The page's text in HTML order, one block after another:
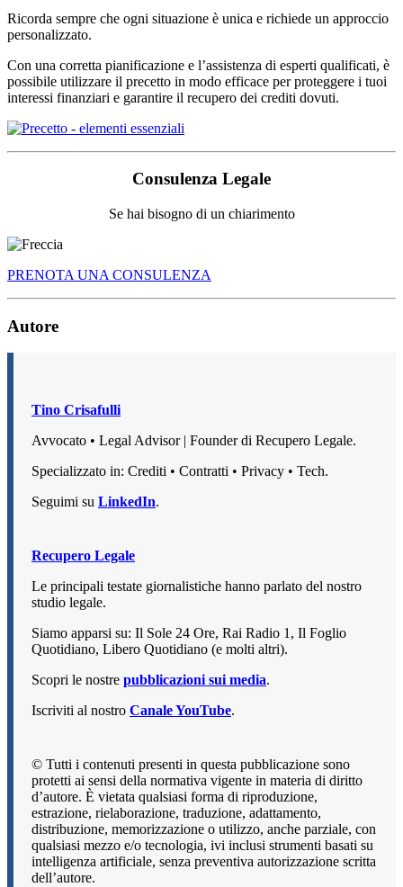
Ricorda sempre che ogni situazione è unica e richiede un approccio
personalizzato.
Con una corretta pianificazione e l’assistenza di esperti qualificati, è
possibile utilizzare il precetto in modo efficace per proteggere i tuoi
interessi finanziari e garantire il recupero dei crediti dovuti.
Consulenza Legale
Se hai bisogno di un chiarimento
PRENOTA UNA CONSULENZA
Autore
Tino Crisafulli
Avvocato • Legal Advisor | Founder di Recupero Legale.
Specializzato in: Crediti • Contratti • Privacy • Tech.
Seguimi su LinkedIn.
Recupero Legale
Le principali testate giornalistiche hanno parlato del nostro
studio legale.
Siamo apparsi su: Il Sole 24 Ore, Rai Radio 1, Il Foglio
Quotidiano, Libero Quotidiano (e molti altri).
Scopri le nostre pubblicazioni sui media.
Iscriviti al nostro Canale YouTube.
© Tutti i contenuti presenti in questa pubblicazione sono
protetti ai sensi della normativa vigente in materia di diritto
d’autore. È vietata qualsiasi forma di riproduzione,
estrazione, rielaborazione, traduzione, adattamento,
distribuzione, memorizzazione o utilizzo, anche parziale, con
qualsiasi mezzo e/o tecnologia, ivi inclusi strumenti basati su
intelligenza artificiale, senza preventiva autorizzazione scritta
dell’autore.